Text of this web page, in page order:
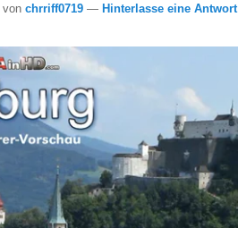
von chrriff0719 — Hinterlasse eine Antwort